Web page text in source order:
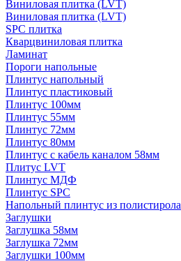
Виниловая плитка (LVT)
Виниловая плитка (LVT)
SPC плитка
Кварцвиниловая плитка
Ламинат
Пороги напольные
Плинтус напольный
Плинтус пластиковый
Плинтус 100мм
Плинтус 55мм
Плинтус 72мм
Плинтус 80мм
Плинтус с кабель каналом 58мм
Плитус LVT
Плинтус МДФ
Плинтус SPC
Напольный плинтус из полистирола
Заглушки
Заглушка 58мм
Заглушка 72мм
Заглушки 100мм